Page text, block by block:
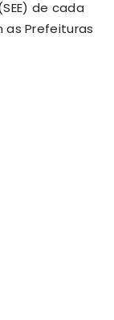
de cada
as Prefeituras